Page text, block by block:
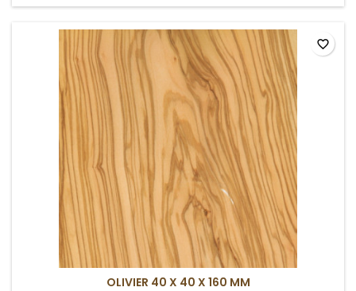
OLIVIER 40 X 40 X 160 MM
favorite_border